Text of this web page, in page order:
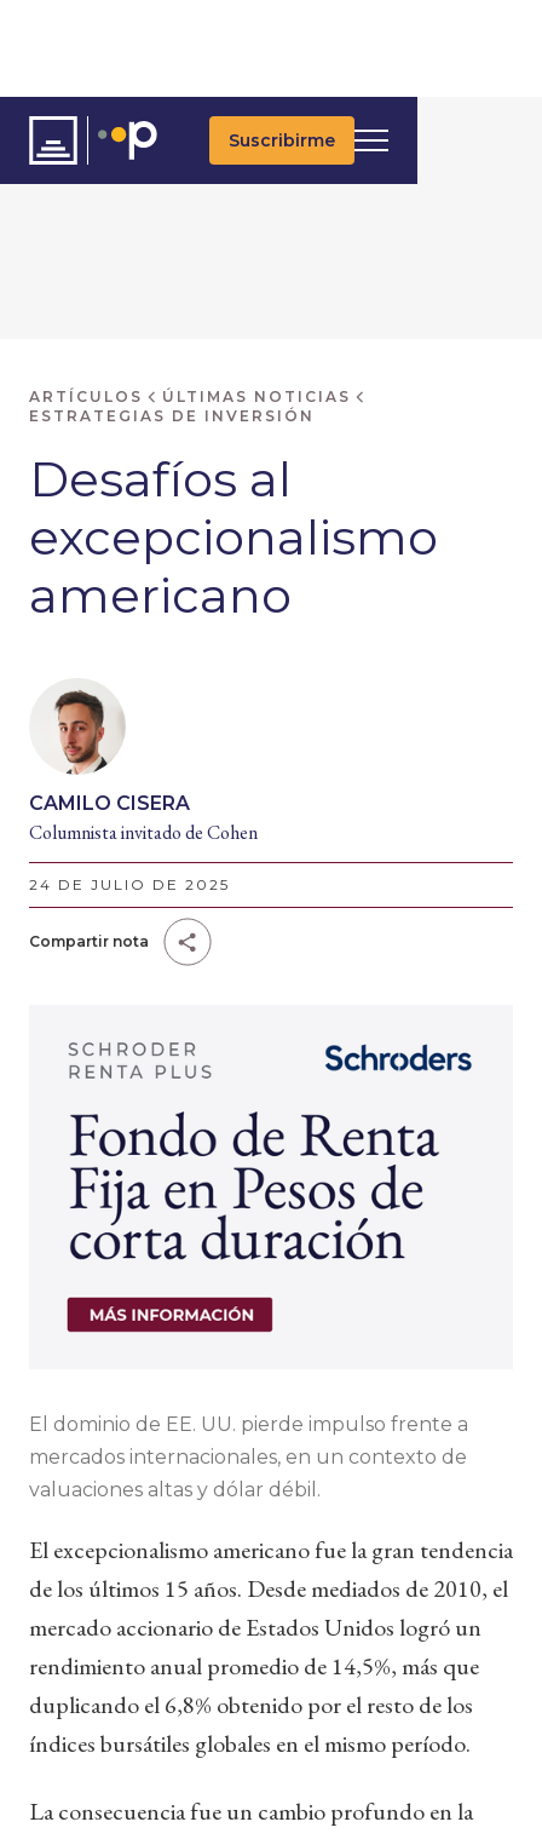
Suscribirme
ARTÍCULOS
ÚLTIMAS NOTICIAS
ESTRATEGIAS DE INVERSIÓN
Desafíos al
excepcionalismo
americano
CAMILO CISERA
Columnista invitado de Cohen
24 DE JULIO DE 2025
Compartir nota
El dominio de EE. UU. pierde impulso frente a
mercados internacionales, en un contexto de
valuaciones altas y dólar débil.
El excepcionalismo americano fue la gran tendencia
de los últimos 15 años. Desde mediados de 2010, el
mercado accionario de Estados Unidos logró un
rendimiento anual promedio de 14,5%, más que
duplicando el 6,8% obtenido por el resto de los
índices bursátiles globales en el mismo período.
La consecuencia fue un cambio profundo en la